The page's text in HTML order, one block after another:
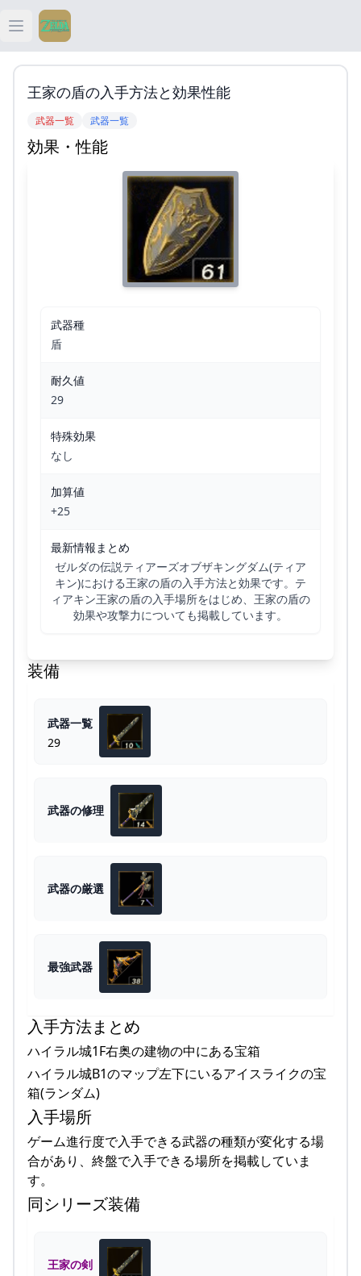
Open main menu
ティアキン
ティアキン 攻略
王家の盾の入手方法と効果性能
武器一覧 武器一覧
効果・性能
武器種
盾
耐久値
29
特殊効果
なし
加算値
+25
最新情報まとめ
ゼルダの伝説ティアーズオブザキングダム(ティア
キン)における王家の盾の入手方法と効果です。テ
ィアキン王家の盾の入手場所をはじめ、王家の盾の
効果や攻撃力についても掲載しています。
装備
武器一覧
29
武器の修理
武器の厳選
最強武器
入手方法まとめ
ハイラル城1F右奥の建物の中にある宝箱
ハイラル城B1のマップ左下にいるアイスライクの宝
箱(ランダム)
入手場所
ゲーム進行度で入手できる武器の種類が変化する場
合があり、終盤で入手できる場所を掲載していま
す。
同シリーズ装備
王家の剣